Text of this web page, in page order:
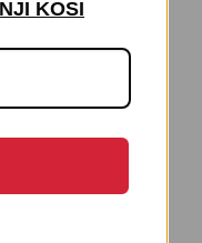
pasom |
KOSI